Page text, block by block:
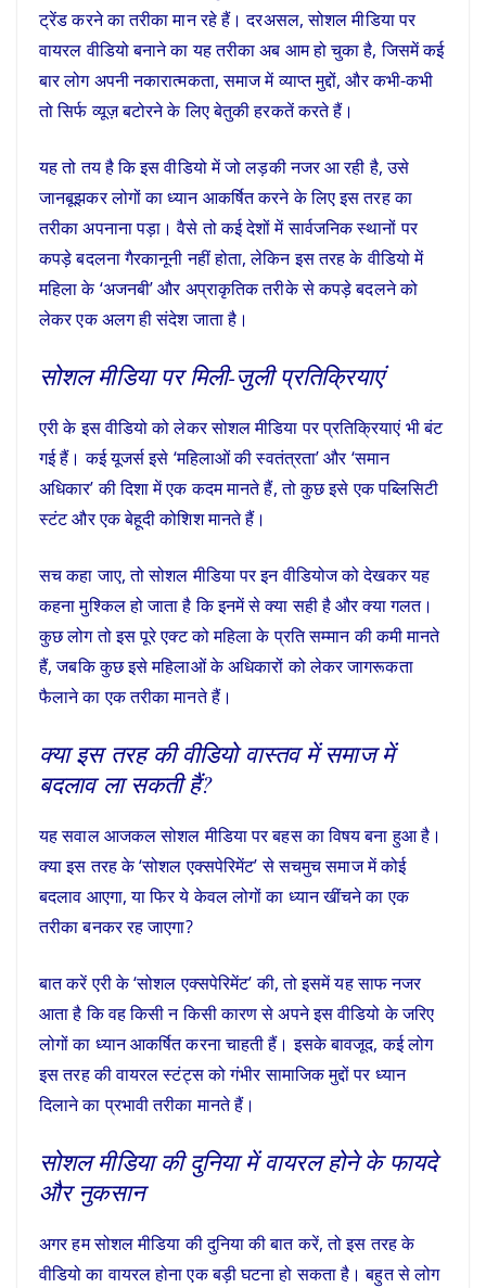
ट्रेंड करने का तरीका मान रहे हैं। दरअसल, सोशल मीडिया पर
वायरल वीडियो बनाने का यह तरीका अब आम हो चुका है, जिसमें कई
बार लोग अपनी नकारात्मकता, समाज में व्याप्त मुद्दों, और कभी-कभी
तो सिर्फ व्यूज़ बटोरने के लिए बेतुकी हरकतें करते हैं।
यह तो तय है कि इस वीडियो में जो लड़की नजर आ रही है, उसे
जानबूझकर लोगों का ध्यान आकर्षित करने के लिए इस तरह का
तरीका अपनाना पड़ा। वैसे तो कई देशों में सार्वजनिक स्थानों पर
कपड़े बदलना गैरकानूनी नहीं होता, लेकिन इस तरह के वीडियो में
महिला के ‘अजनबी’ और अप्राकृतिक तरीके से कपड़े बदलने को
लेकर एक अलग ही संदेश जाता है।
सोशल मीडिया पर मिली-जुली प्रतिक्रियाएं
एरी के इस वीडियो को लेकर सोशल मीडिया पर प्रतिक्रियाएं भी बंट
गई हैं। कई यूजर्स इसे ‘महिलाओं की स्वतंत्रता’ और ‘समान
अधिकार’ की दिशा में एक कदम मानते हैं, तो कुछ इसे एक पब्लिसिटी
स्टंट और एक बेहूदी कोशिश मानते हैं।
सच कहा जाए, तो सोशल मीडिया पर इन वीडियोज को देखकर यह
कहना मुश्किल हो जाता है कि इनमें से क्या सही है और क्या गलत।
कुछ लोग तो इस पूरे एक्ट को महिला के प्रति सम्मान की कमी मानते
हैं, जबकि कुछ इसे महिलाओं के अधिकारों को लेकर जागरूकता
फैलाने का एक तरीका मानते हैं।
क्या इस तरह की वीडियो वास्तव में समाज में
बदलाव ला सकती हैं?
यह सवाल आजकल सोशल मीडिया पर बहस का विषय बना हुआ है।
क्या इस तरह के ‘सोशल एक्सपेरिमेंट’ से सचमुच समाज में कोई
बदलाव आएगा, या फिर ये केवल लोगों का ध्यान खींचने का एक
तरीका बनकर रह जाएगा?
बात करें एरी के ‘सोशल एक्सपेरिमेंट’ की, तो इसमें यह साफ नजर
आता है कि वह किसी न किसी कारण से अपने इस वीडियो के जरिए
लोगों का ध्यान आकर्षित करना चाहती हैं। इसके बावजूद, कई लोग
इस तरह की वायरल स्टंट्स को गंभीर सामाजिक मुद्दों पर ध्यान
दिलाने का प्रभावी तरीका मानते हैं।
सोशल मीडिया की दुनिया में वायरल होने के फायदे
और नुकसान
अगर हम सोशल मीडिया की दुनिया की बात करें, तो इस तरह के
वीडियो का वायरल होना एक बड़ी घटना हो सकता है। बहुत से लोग